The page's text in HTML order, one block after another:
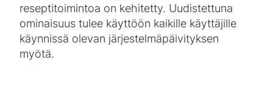
reseptitoimintoa on kehitetty. Uudistettuna
ominaisuus tulee käyttöön kaikille käyttäjille
käynnissä olevan järjestelmäpäivityksen
myötä.